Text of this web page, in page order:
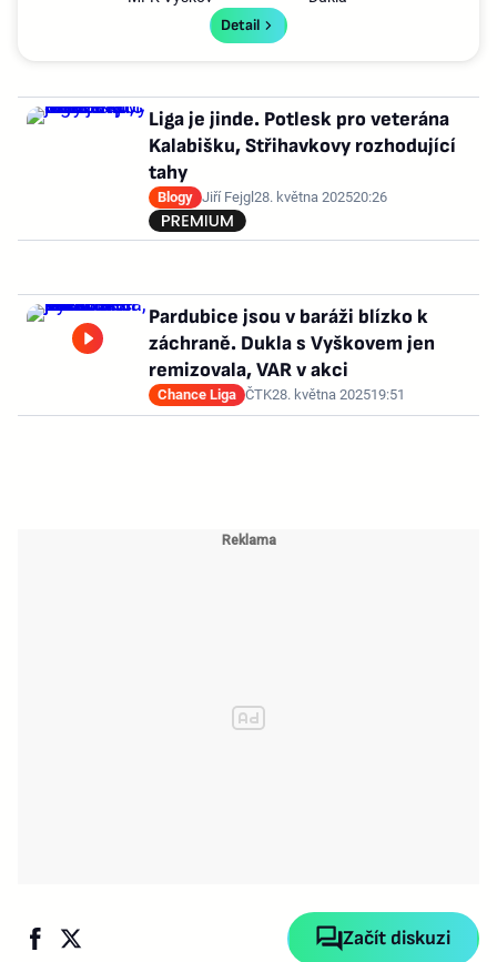
Detail
Liga je jinde. Potlesk pro veterána
Kalabišku, Střihavkovy rozhodující
tahy
Blogy Jiří Fejgl 28. května 202520:26
Pardubice jsou v baráži blízko k
záchraně. Dukla s Vyškovem jen
remizovala, VAR v akci
Chance Liga ČTK28. května 202519:51
Začít diskuzi